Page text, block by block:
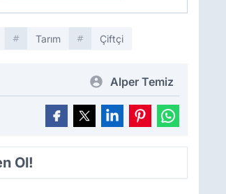
Tarım Çiftçi
Alper Temiz
Ol!